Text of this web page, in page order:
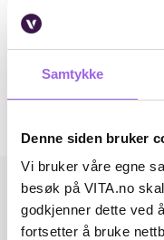
Samtykke
Denne siden bruker
Vi bruker våre egne
besøk på VITA.no
godkjenner dette ved
fortsetter å bruke
Artikkelnummer:
Omtaler